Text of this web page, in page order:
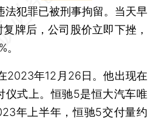
法犯罪已被刑事拘留。当天早
牌后，公司股价立即下挫，
年12月26日。他出现在
仪式上。恒驰5是恒大汽车唯
年上半年，恒驰5交付量约